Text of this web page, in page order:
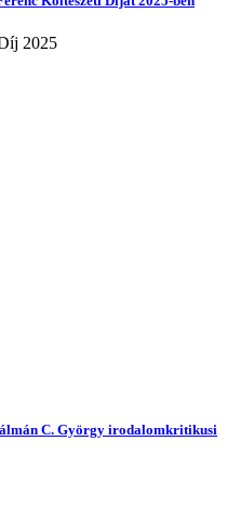
2025
C. György irodalomkritikusi